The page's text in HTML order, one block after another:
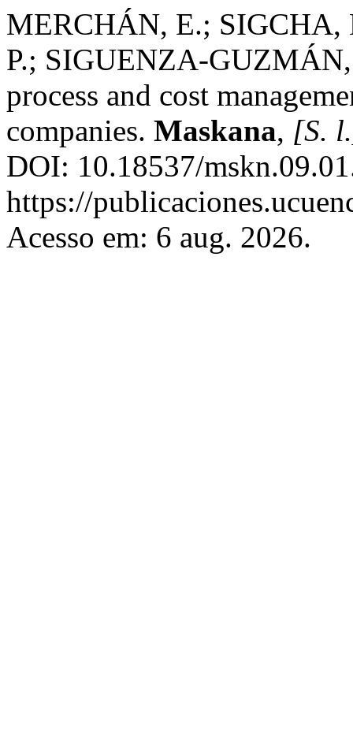
MERCHÁN, E.; SIGCHA,
P.; SIGUENZA-
process and cost
companies. Maskana, [S.
DOI: 10.18537/
https://
Acesso em: 6 aug. 2026.